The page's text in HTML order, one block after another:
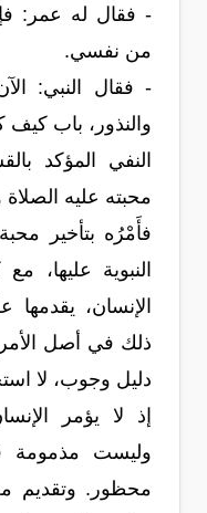
- فقال له عمر:
من نفسي.
- فقال النبي:
والنذور، باب كيف
النفي المؤكد
محبته عليه
فأَمْرُه بتأخير
النبوية
الإنسان،
ذلك في أصل
دليل وجوب، لا
إذ لا يؤمر
وليست مذمومة
محظور. وتقديم